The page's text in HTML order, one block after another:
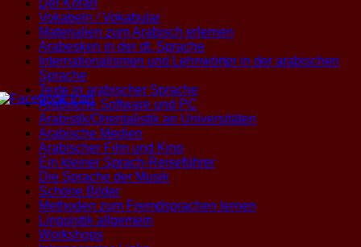
Der Koran
Vokabeln / Vokabular
Materialien zum Arabisch erlernen
Arabesken in der dt. Sprache
Internationalismen und Lehnwörter in der arabischen
Sprache
Texte in arabischer Sprache
Arabische Software und PC
Arabistik/Orientalistik an Universitäten
Arabische Medien
Arabischer Film und Kino
Ein kleiner Sprach-Reiseführer
Die Sprache der Musik
Schöne Bilder
Methoden zum Fremdsprachen lernen
Linguistik allgemein
Workshops